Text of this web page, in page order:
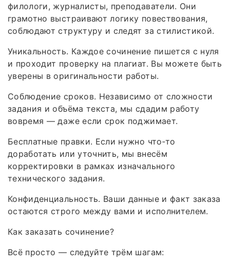
филологи, журналисты, преподаватели. Они
грамотно выстраивают логику повествования,
соблюдают структуру и следят за стилистикой.
Уникальность. Каждое сочинение пишется с нуля
и проходит проверку на плагиат. Вы можете быть
уверены в оригинальности работы.
Соблюдение сроков. Независимо от сложности
задания и объёма текста, мы сдадим работу
вовремя — даже если срок поджимает.
Бесплатные правки. Если нужно что‑то
доработать или уточнить, мы внесём
корректировки в рамках изначального
технического задания.
Конфиденциальность. Ваши данные и факт заказа
остаются строго между вами и исполнителем.
Как заказать сочинение?
Всё просто — следуйте трём шагам: